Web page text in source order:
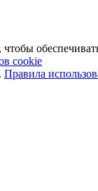
cookie
Правила